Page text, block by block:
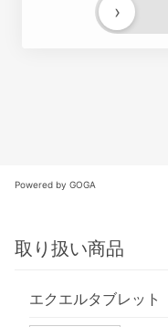
›
Powered by GOGA
取り扱い商品
エクエルタブレット